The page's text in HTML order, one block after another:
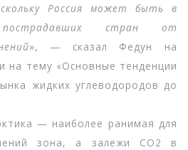
Россия может быть в
стран от
», — сказал Федун на
на тему «Основные тенденции
жидких углеводородов до
— наиболее ранимая для
зона, а залежи CO2 в